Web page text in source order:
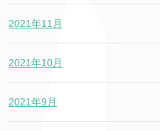
2021年11月
2021年10月
2021年9月